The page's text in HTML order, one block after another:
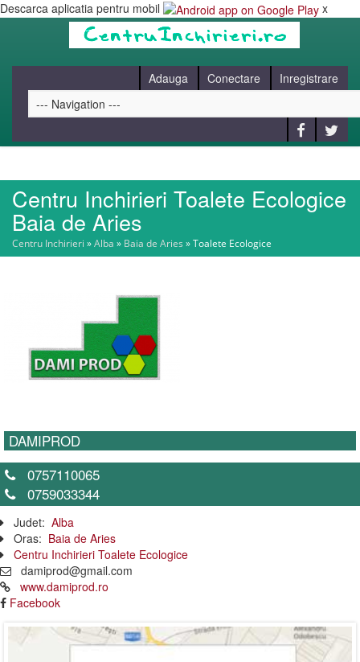
Descarca aplicatia pentru mobil x
Adauga Conectare Inregistrare
HOME
CAUT
CONTACT
Centru Inchirieri Toalete Ecologice
Baia de Aries
Centru Inchirieri »Alba » Baia de Aries »Toalete Ecologice
DAMIPROD
0757110065
0759033344
Judet: Alba
Oras: Baia de Aries
Centru Inchirieri Toalete Ecologice
damiprod@gmail.com
www.damiprod.ro
Facebook